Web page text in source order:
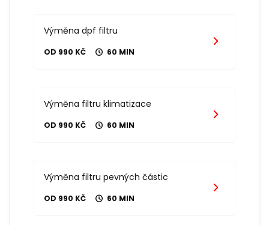
Výměna dpf filtru
OD 990 KČ 60 MIN
Výměna filtru klimatizace
OD 990 KČ 60 MIN
Výměna filtru pevných částic
OD 990 KČ 60 MIN